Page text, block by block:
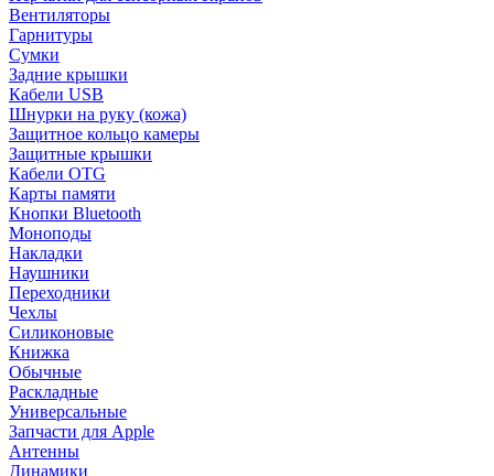
Вентиляторы
Гарнитуры
Сумки
Задние крышки
Кабели USB
Шнурки на руку (кожа)
Защитное кольцо камеры
Защитные крышки
Кабели OTG
Карты памяти
Кнопки Bluetooth
Моноподы
Накладки
Наушники
Переходники
Чехлы
Силиконовые
Книжка
Обычные
Раскладные
Универсальные
Запчасти для Apple
Антенны
Динамики